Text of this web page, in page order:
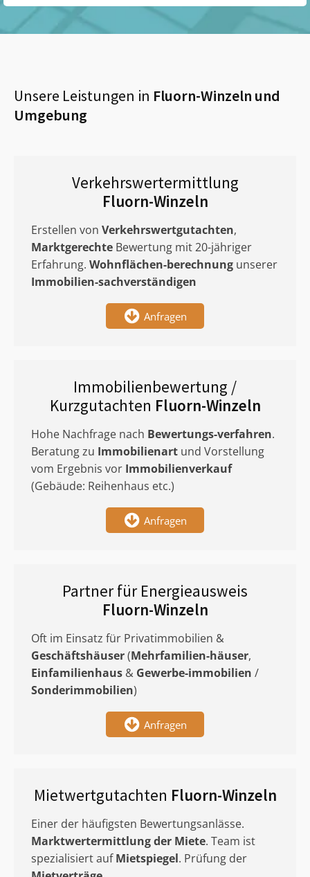
Unsere Leistungen in Fluorn-Winzeln und
Umgebung
Verkehrswertermittlung
Fluorn-Winzeln
Erstellen von Verkehrswertgutachten,
Marktgerechte Bewertung mit 20-jähriger
Erfahrung. Wohnflächen-berechnung unserer
Immobilien-sachverständigen
Anfragen
Immobilienbewertung /
Kurzgutachten Fluorn-Winzeln
Hohe Nachfrage nach Bewertungs-verfahren.
Beratung zu Immobilienart und Vorstellung
vom Ergebnis vor Immobilienverkauf
(Gebäude: Reihenhaus etc.)
Anfragen
Partner für Energieausweis
Fluorn-Winzeln
Oft im Einsatz für Privatimmobilien &
Geschäftshäuser(Mehrfamilien-häuser,
Einfamilienhaus & Gewerbe-immobilien /
Sonderimmobilien)
Anfragen
Mietwertgutachten Fluorn-Winzeln
Einer der häufigsten Bewertungsanlässe.
Marktwertermittlungder Miete. Team ist
spezialisiert aufMietspiegel. Prüfung der